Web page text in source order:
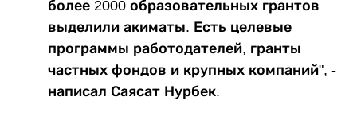
более 2000 образовательных грантов
выделили акиматы. Есть целевые
программы работодателей, гранты
частных фондов и крупных компаний", -
написал Саясат Нурбек.